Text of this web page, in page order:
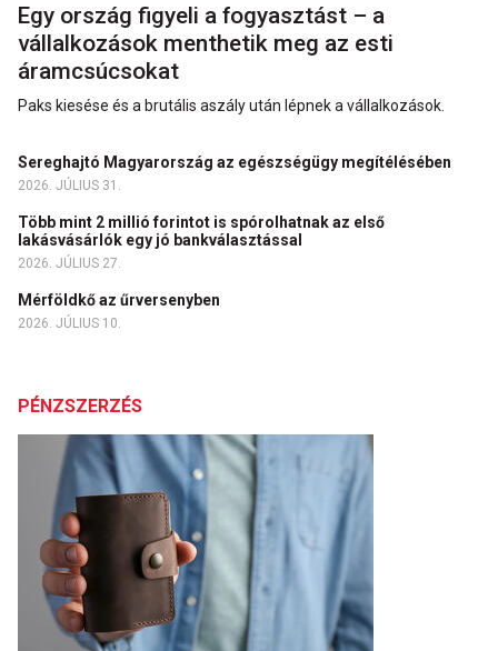
Egy ország figyeli a fogyasztást – a
vállalkozások menthetik meg az esti
áramcsúcsokat
Paks kiesése és a brutális aszály után lépnek a vállalkozások.
Sereghajtó Magyarország az egészségügy megítélésében
2026. JÚLIUS 31.
Több mint 2 millió forintot is spórolhatnak az első
lakásvásárlók egy jó bankválasztással
2026. JÚLIUS 27.
Mérföldkő az űrversenyben
2026. JÚLIUS 10.
PÉNZSZERZÉS